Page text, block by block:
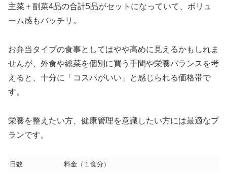
主菜＋副菜4品の合計5品がセットになっていて、ボリュ
ーム感もバッチリ。
お弁当タイプの食事としてはやや高めに見えるかもしれま
せんが、外食や総菜を個別に買う手間や栄養バランスを考
えると、十分に「コスパがいい」と感じられる価格帯で
す。
栄養を整えたい方、健康管理を意識したい方には最適なプ
ランです。
日数
料金（１食分）